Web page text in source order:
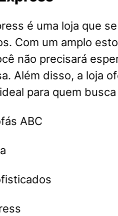
é uma loja que
Com um amplo
não precisará
Além disso, a loja
para quem
ABC